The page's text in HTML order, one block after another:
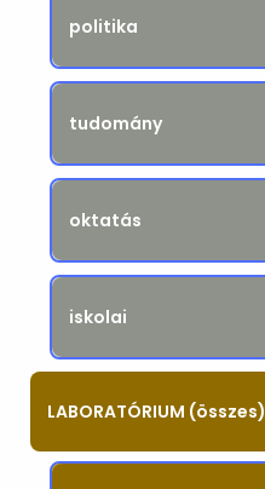
politika
tudomány
oktatás
iskolai
LABORATÓRIUM (összes)